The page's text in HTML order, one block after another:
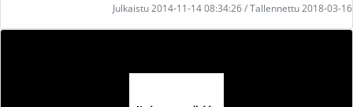
Julkaistu 2014-11-14 08:34:26 / Tallennettu 2018-03-16